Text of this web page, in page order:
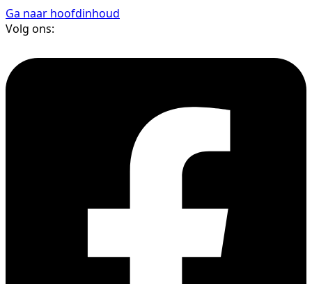
Ga naar hoofdinhoud
Volg ons: